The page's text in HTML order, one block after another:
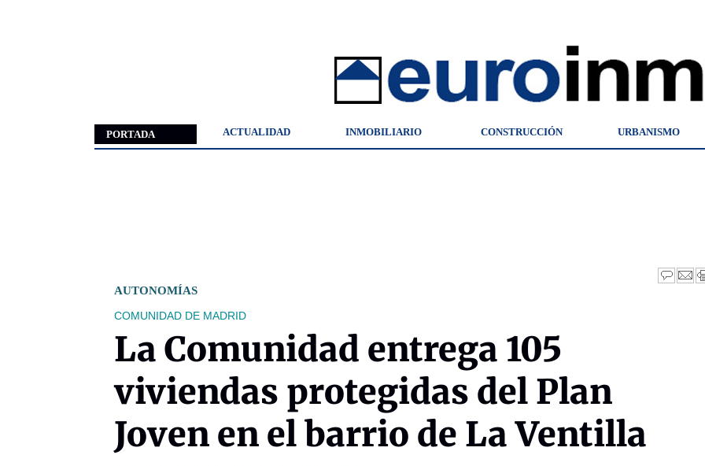
PORTADA ACTUALIDAD INMOBILIARIO CONSTRUCCIÓN URBANISMO
AUTONOMÍAS
COMUNIDAD DE MADRID
La Comunidad entrega 105
viviendas protegidas del Plan
Joven en el barrio de La Ventilla